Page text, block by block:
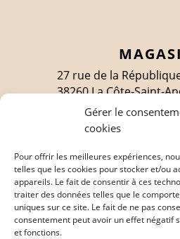
Gérer le
cookies
Pour offrir les meilleures expériences,
telles que les cookies pour stocker et/ou
appareils. Le fait de consentir à ces
traiter des données telles que le
uniques sur ce site. Le fait de ne pas
consentement peut avoir un effet négatif
et fonctions.
27 rue de la
38260 La Côte-Saint-
SUIVEZ-
EN